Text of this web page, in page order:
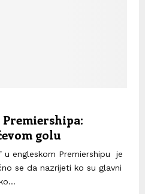
golu
u engleskom Premiershipu je
se da nazrijeti ko su glavni